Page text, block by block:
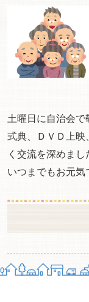
土曜日に自治会で
式典、ＤＶＤ上映
く交流を深めまし
いつまでもお元気